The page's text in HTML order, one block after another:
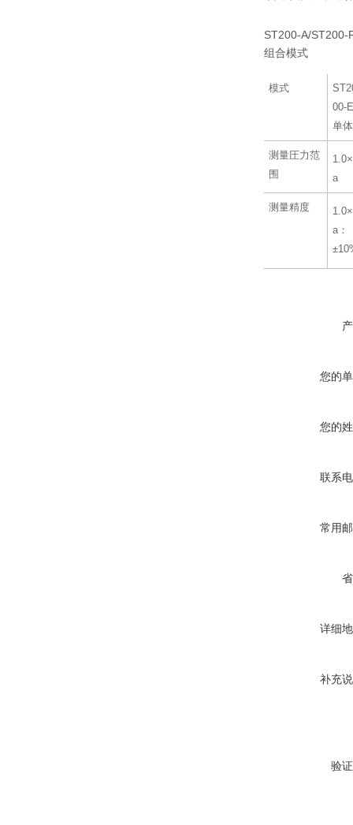
ST200-A/ST200-
组合模式
模式
00-
单
测量圧力范
围
a
测量精度
a：
您的
您的
联系
常用
详细
补充
验